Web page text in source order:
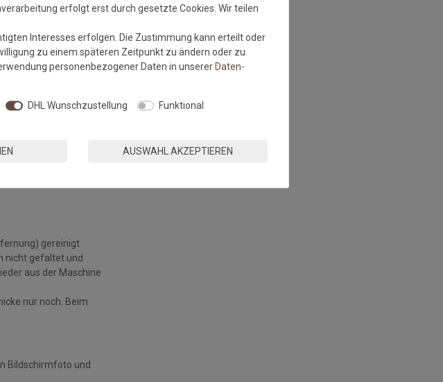
eines hochwertigen
steht
und
und
und Sie werden
gereinigt
nicht gefaltet und
aus der Maschine
nur noch. Beim
Bildschirmfoto und
erfolgt erst durch gesetzte Cookies. Wir teilen
Interesses erfolgen. Die Zustimmung kann erteilt oder
zu einem späteren Zeitpunkt zu ändern oder zu
personenbezogener Daten in unsererDaten­
DHL Wunschzustellung Funktional
AUSWAHL AKZEPTIEREN